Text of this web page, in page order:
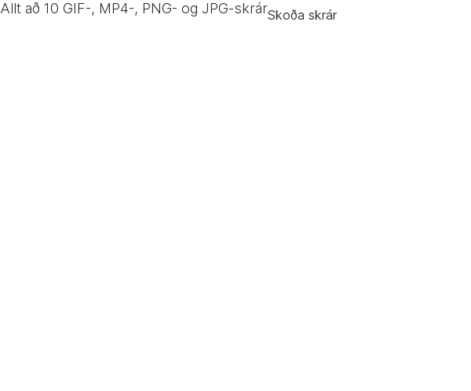
Allt að 10 GIF-, MP4-, PNG- og JPG-skrárSkoða skrár